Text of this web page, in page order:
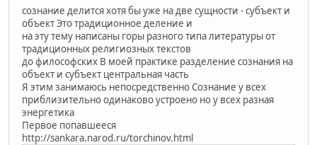
сознание делится хотя бы уже на две сущности - субъект и
объект Это традиционное деление и
на эту тему написаны горы разного типа литературы от
традиционных религиозных текстов
до философских В моей практике разделение сознания на
объект и субъект центральная часть
Я этим занимаюсь непосредственно Сознание у всех
приблизительно одинаково устроено но у всех разная
энергетика
Первое попавшееся
http://sankara.narod.ru/torchinov.html